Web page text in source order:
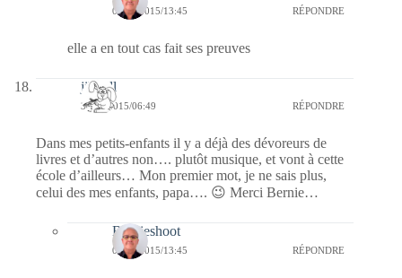
05/05/2015/13:45 RÉPONDRE
elle a en tout cas fait ses preuves
jill bill
30/04/2015/06:49 RÉPONDRE
Dans mes petits-enfants il y a déjà des dévoreurs de
livres et d’autres non…. plutôt musique, et vont à cette
école d’ailleurs… Mon premier mot, je ne sais plus,
celui des mes enfants, papa…. 😉 Merci Bernie…
Bernieshoot
05/05/2015/13:45 RÉPONDRE